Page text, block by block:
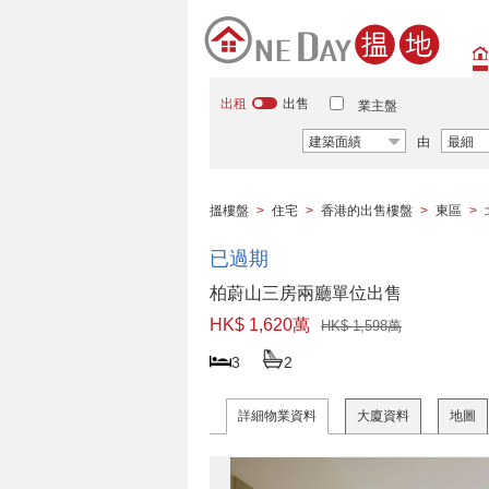
出租 出售 業主盤
建築面績 由 最細
搵樓盤 > 住宅 > 香港的出售樓盤 > 東區 >
已過期
柏蔚山三房兩廳單位出售
HK$ 1,620萬
HK$ 1,598萬
3 2
詳細物業資料 大廈資料 地圖